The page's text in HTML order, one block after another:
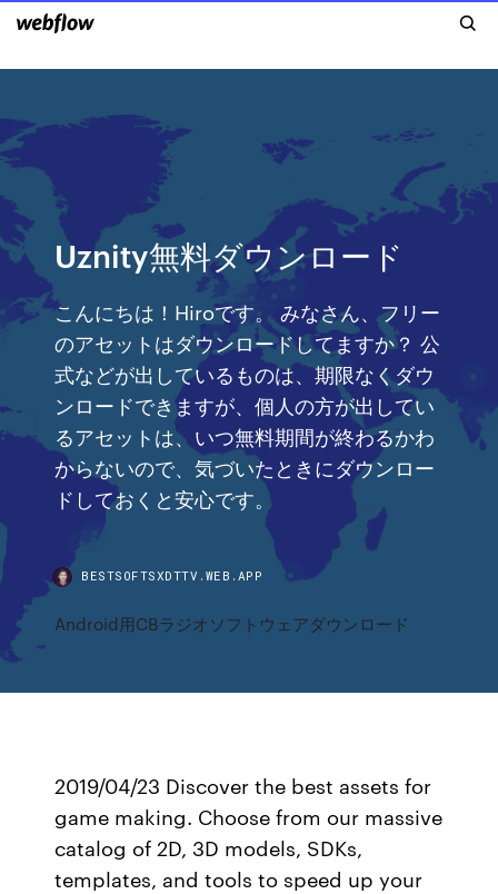
Uznity無料ダウンロード
こんにちは！Hiroです。 みなさん、フリー
のアセットはダウンロードしてますか？ 公
式などが出しているものは、期限なくダウ
ンロードできますが、個人の方が出してい
るアセットは、いつ無料期間が終わるかわ
からないので、気づいたときにダウンロー
ドしておくと安心です。
BESTSOFTSXDTTV.WEB.APP
Android用CBラジオソフトウェアダウンロード
2019/04/23 Discover the best assets for
game making. Choose from our massive
catalog of 2D, 3D models, SDKs,
templates, and tools to speed up your